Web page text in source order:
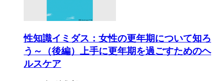
性知識イミダス：女性の更年期について知ろ
う～（後編）上手に更年期を過ごすためのヘ
ルスケア